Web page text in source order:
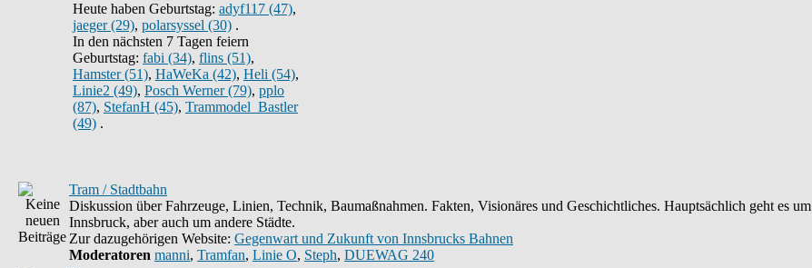
Heute haben Geburtstag: adyf117 (47),
jaeger (29), polarsyssel (30) .
In den nächsten 7 Tagen feiern
Geburtstag: fabi (34), flins (51),
Hamster (51), HaWeKa (42), Heli (54),
Linie2 (49), Posch Werner (79), pplo
(87), StefanH (45), Trammodel_Bastler
(49) .
Tram / Stadtbahn
Diskussion über Fahrzeuge, Linien, Technik, Baumaßnahmen. Fakten, Visionäres und Geschichtliches. Hauptsächlich geht es um
Innsbruck, aber auch um andere Städte.
Zur dazugehörigen Website: Gegenwart und Zukunft von Innsbrucks Bahnen
Moderatoren manni, Tramfan, Linie O, Steph, DUEWAG 240